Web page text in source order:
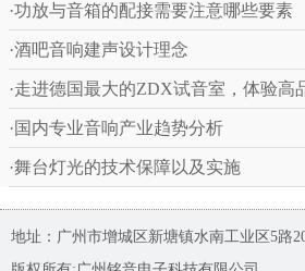
·功放与音箱的配接需要注意哪些要素
·酒吧音响建声设计理念
·走进德国最大的ZDX试音室，体验高
·国内专业音响产业趋势分析
·舞台灯光的技术保障以及实施
地址：广州市增城区新塘镇水南工业区5路